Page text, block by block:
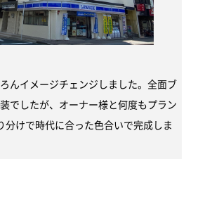
んイメージチェンジしました。全面ブ
でしたが、オーナー様と何度もプラン
分けで時代に合った色合いで完成しま